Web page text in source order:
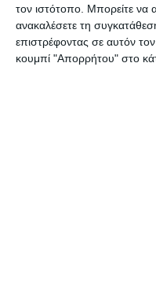
τον ιστότοπο. Μπορείτε να
ανακαλέσετε τη
επιστρέφοντας σε αυτόν
κουμπί "Απορρήτου" στο